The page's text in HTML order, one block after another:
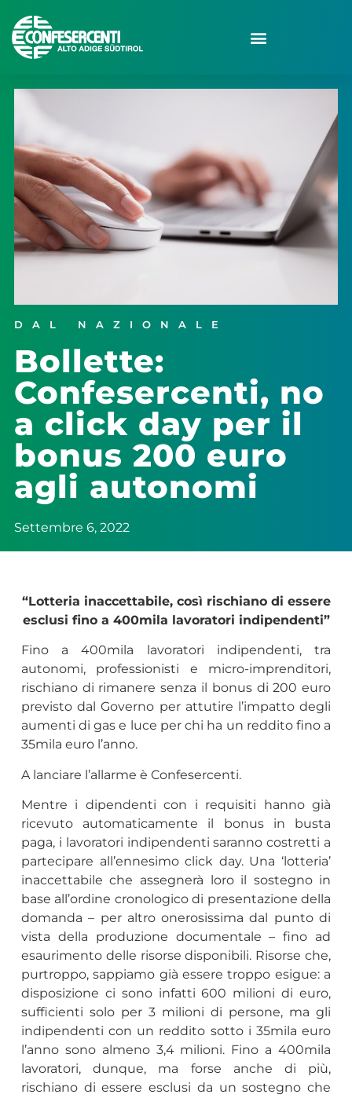
DAL NAZIONALE
Bollette:
Confesercenti, no
a click day per il
bonus 200 euro
agli autonomi
Settembre 6, 2022
“Lotteria inaccettabile, così rischiano di essere
esclusi fino a 400mila lavoratori indipendenti”
Fino a 400mila lavoratori indipendenti, tra
autonomi, professionisti e micro-imprenditori,
rischiano di rimanere senza il bonus di 200 euro
previsto dal Governo per attutire l’impatto degli
aumenti di gas e luce per chi ha un reddito fino a
35mila euro l’anno.
A lanciare l’allarme è Confesercenti.
Mentre i dipendenti con i requisiti hanno già
ricevuto automaticamente il bonus in busta
paga, i lavoratori indipendenti saranno costretti a
partecipare all’ennesimo click day. Una ‘lotteria’
inaccettabile che assegnerà loro il sostegno in
base all’ordine cronologico di presentazione della
domanda – per altro onerosissima dal punto di
vista della produzione documentale – fino ad
esaurimento delle risorse disponibili. Risorse che,
purtroppo, sappiamo già essere troppo esigue: a
disposizione ci sono infatti 600 milioni di euro,
sufficienti solo per 3 milioni di persone, ma gli
indipendenti con un reddito sotto i 35mila euro
l’anno sono almeno 3,4 milioni. Fino a 400mila
lavoratori, dunque, ma forse anche di più,
rischiano di essere esclusi da un sostegno che